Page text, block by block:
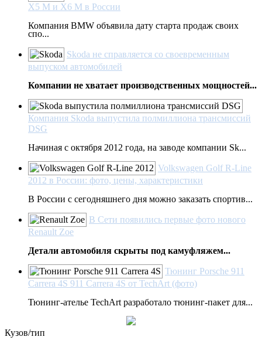
X5 M и X6 M в России
Компания BMW объявила дату старта продаж своих
спо...
Skoda не справляется со своевременным
выпуском автомобилей
Компании не хватает производственных мощностей...
Компания Skoda выпустила полмиллиона трансмиссий
DSG
Начиная с октября 2012 года, на заводе компании Sk...
Volkswagen Golf R-Line
2012 в России: фото, цены, характеристики
В России с сегодняшнего дня можно заказать спортив...
В Сети появились первые фото нового
Renault Zoe
Детали автомобиля скрыты под камуфляжем...
Тюнинг Porsche 911
Carrera 4S 911 Carrera 4S от TechArt (фото)
Тюнинг-ателье TechArt разработало тюнинг-пакет для...
Кузов/тип